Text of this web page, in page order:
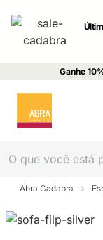
Ganhe
Abra Cadabra